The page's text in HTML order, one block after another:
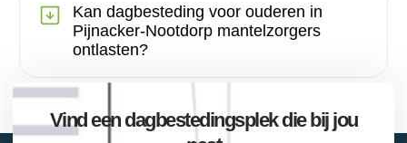
Kan dagbesteding voor ouderen in
Pijnacker-Nootdorp mantelzorgers
ontlasten?
Vind een dagbestedingsplek die bij jou